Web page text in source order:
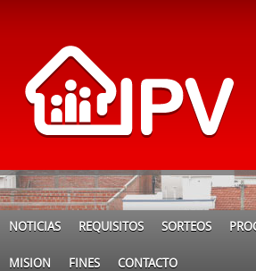
NOTICIAS REQUISITOS SORTEOS
MISION FINES CONTACTO